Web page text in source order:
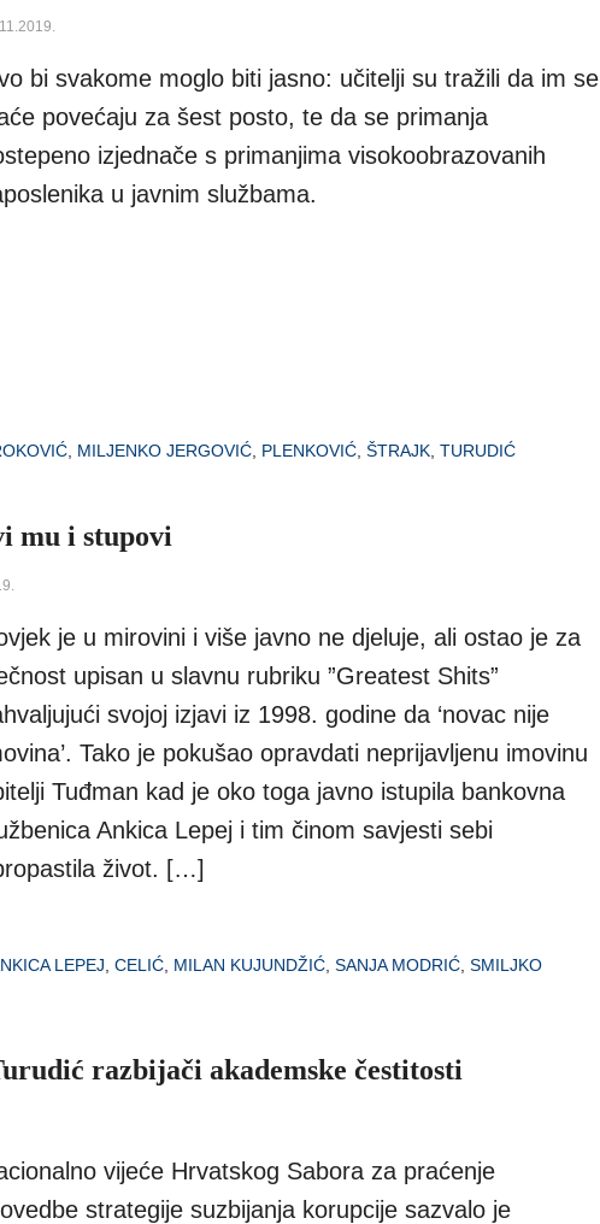
bi svakome moglo biti jasno: učitelji su tražili da im se
povećaju za šest posto, te da se primanja
izjednače s primanjima visokoobrazovanih
u javnim službama.
MILJENKO JERGOVIĆ PLENKOVIĆ ŠTRAJK TURUDIĆ
mu i stupovi
je u mirovini i više javno ne djeluje, ali ostao je za
upisan u slavnu rubriku ”Greatest Shits”
svojoj izjavi iz 1998. godine da ‘novac nije
Tako je pokušao opravdati neprijavljenu imovinu
Tuđman kad je oko toga javno istupila bankovna
Ankica Lepej i tim činom savjesti sebi
život. […]
LEPEJ CELIĆ MILAN KUJUNDŽIĆ SANJA MODRIĆ SMILJKO
razbijači akademske čestitosti
vijeće Hrvatskog Sabora za praćenje
strategije suzbijanja korupcije sazvalo je